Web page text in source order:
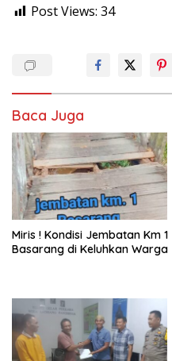
Post Views: 34
Baca Juga
Miris ! Kondisi Jembatan Km 1
Basarang di Keluhkan Warga